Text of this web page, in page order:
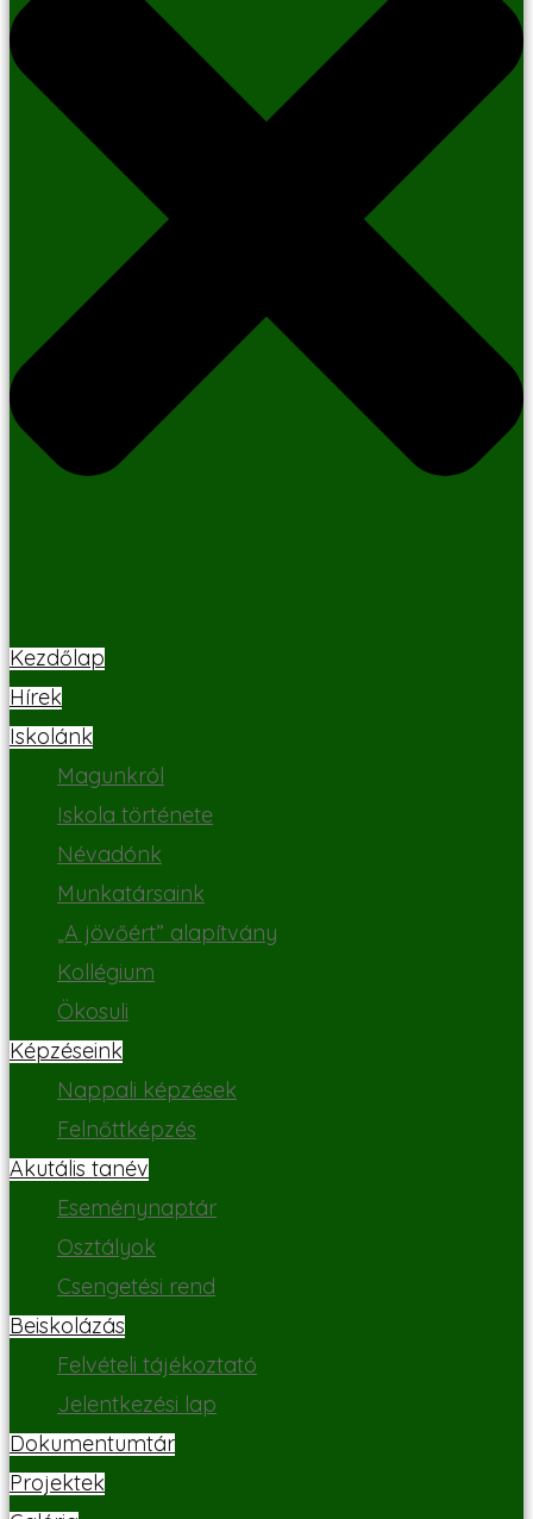
Kezdőlap
Hírek
Iskolánk
Magunkról
Iskola története
Névadónk
Munkatársaink
„A jövőért” alapítvány
Kollégium
Ökosuli
Képzéseink
Nappali képzések
Felnőttképzés
Akutális tanév
Eseménynaptár
Osztályok
Csengetési rend
Beiskolázás
Felvételi tájékoztató
Jelentkezési lap
Dokumentumtár
Projektek